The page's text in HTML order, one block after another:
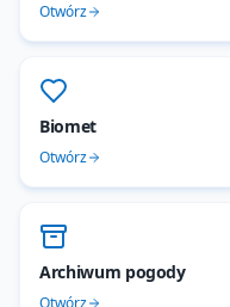
Otwórz
Biomet
Otwórz
Archiwum pogody
Otwórz